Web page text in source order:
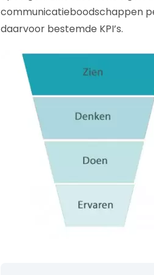
communicatieboodschappen
daarvoor bestemde KPI’s.